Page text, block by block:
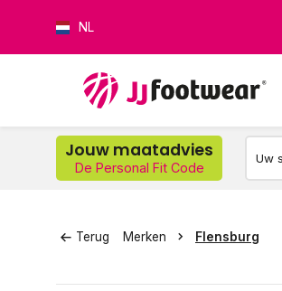
NL
Jouw maatadvies
De Personal Fit Code
Terug Merken Flensburg